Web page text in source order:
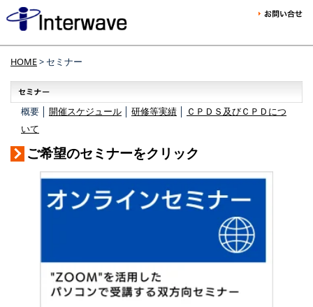
HOME> セミナー
概要 │ 開催スケジュール 研修等実績
ＣＰＤＳ及びＣＰＤにつ
いて
ご希望のセミナーをクリック